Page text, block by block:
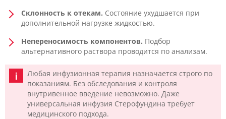
Склонность к отекам. Состояние ухудшается при
дополнительной нагрузке жидкостью.
Непереносимость компонентов. Подбор
альтернативного раствора проводится по анализам.
Любая инфузионная терапия назначается строго по
показаниям. Без обследования и контроля
внутривенное введение невозможно. Даже
универсальная инфузия Стерофундина требует
медицинского подхода.